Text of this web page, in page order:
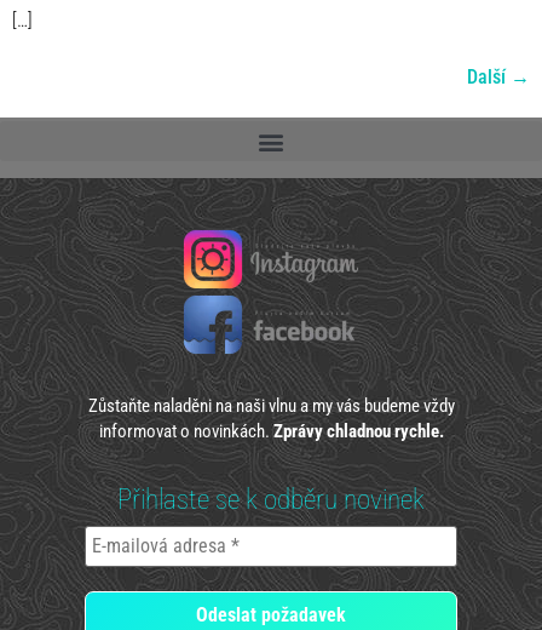
[…]
Další →
Zůstaňte naladěni na naši vlnu a my vás budeme vždy
informovat o novinkách.Zprávy chladnou rychle.
Přihlaste se k odběru novinek